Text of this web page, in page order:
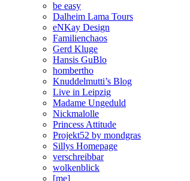
be easy
Dalheim Lama Tours
eNKay Design
Familienchaos
Gerd Kluge
Hansis GuBlo
hombertho
Knuddelmutti’s Blog
Live in Leipzig
Madame Ungeduld
Nickmalolle
Princess Attitude
Projekt52 by mondgras
Sillys Homepage
verschreibbar
wolkenblick
[me]